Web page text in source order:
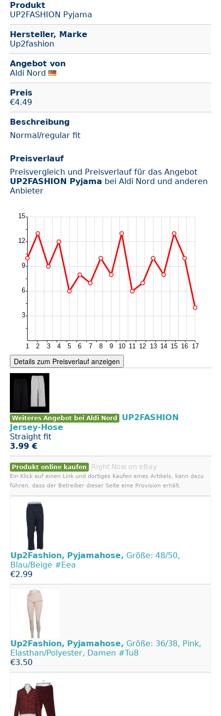
Produkt
UP2FASHION Pyjama
Hersteller, Marke
Up2fashion
Angebot von
Aldi Nord
Preis
€4.49
Beschreibung
Normal/regular fit
Preisverlauf
Preisvergleich und Preisverlauf für das Angebot
UP2FASHION Pyjama bei Aldi Nord und anderen
Anbieter
Details zum Preisverlauf anzeigen
Weiteres Angebot bei Aldi Nord
UP2FASHION
Jersey-Hose
Straight fit
3.99 €
Produkt online kaufen Right Now on eBay
Ein Klick auf einen Link und dortiges Kaufen eines Artikels, kann dazu
führen, dass der Betreiber dieser Seite eine Provision erhält.
Up2Fashion, Pyjamahose, Größe: 48/50,
Blau/Beige #Eea
€2.99
Up2Fashion, Pyjamahose, Größe: 36/38, Pink,
Elasthan/Polyester, Damen #Tu8
€3.50